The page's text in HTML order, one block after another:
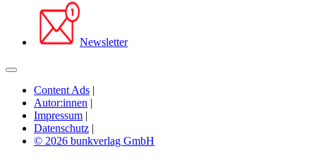
Newsletter
Content Ads |
Autor:innen |
Impressum |
Datenschutz |
© 2026 bunkverlag GmbH